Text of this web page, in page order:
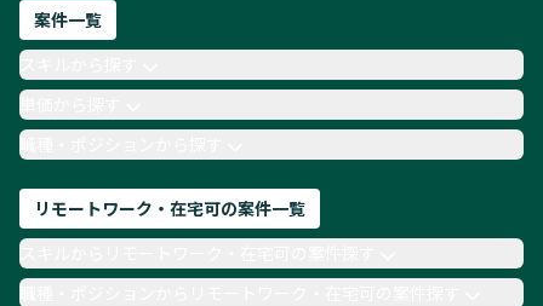
ネットワークエンジニア
AIエンジニア
Webデザイナー
月収100万円 業務委託
COBOL
Ruby
TypeScript
Laravel AWS
案件一覧
単価から探す
職種・ポジションから探す
リモートワーク・在宅可の案件一覧
職種・ポジションからリモートワーク・在宅可の案件探す